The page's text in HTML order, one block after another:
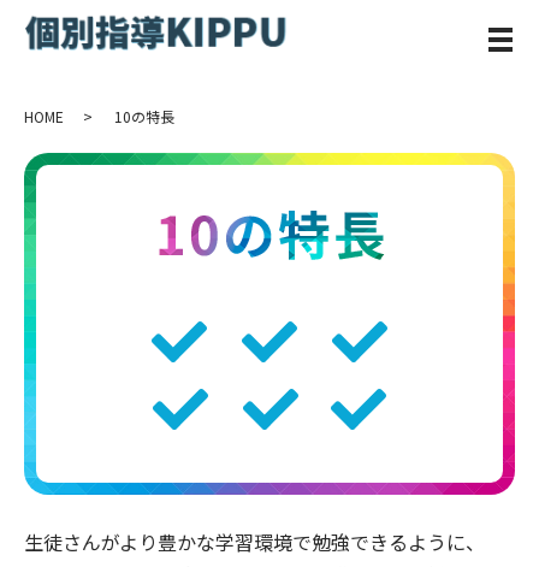
メ
HOME 10の特長
生徒さんがより豊かな学習環境で勉強できるように、